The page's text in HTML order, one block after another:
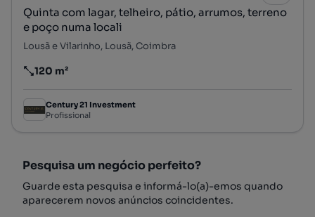
Quinta com lagar, telheiro, pátio, arrumos, terreno
e poço numa locali
Lousã e Vilarinho, Lousã, Coimbra
Preço por metro quadrado
120 m²
Century 21 Investment
Profissional
Pesquisa um negócio perfeito?
Guarde esta pesquisa e informá-lo(a)-emos quando
aparecerem novos anúncios coincidentes.